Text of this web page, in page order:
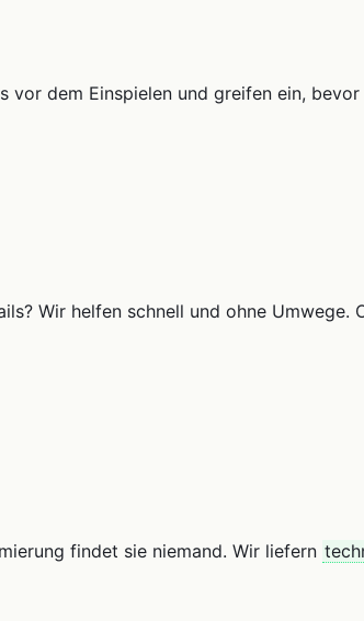
dem Einspielen und greifen ein,
Wir helfen schnell und ohne Umwege.
findet sie niemand. Wir liefern